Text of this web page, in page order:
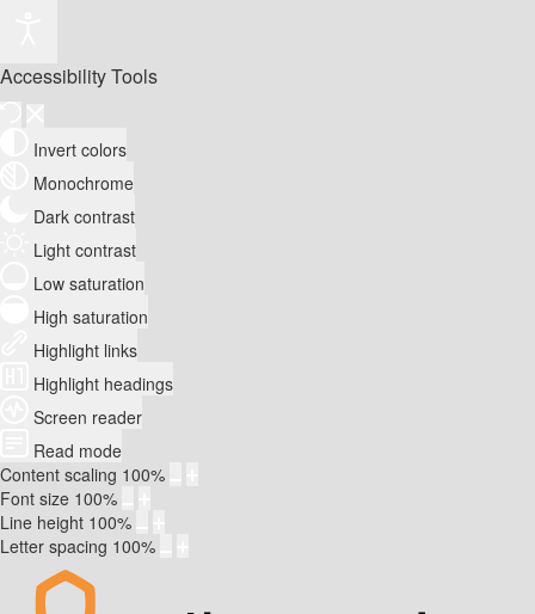
Accessibility Tools
Invert colors
Monochrome
Dark contrast
Light contrast
Low saturation
High saturation
Highlight links
Highlight headings
Screen reader
Read mode
Content scaling 100%
Font size 100%
Line height 100%
Letter spacing 100%